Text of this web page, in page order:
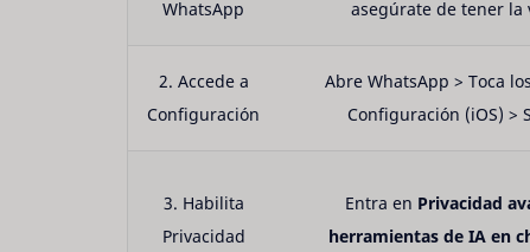
WhatsApp
asegúrate de tener la
2. Accede a
Configuración
Abre WhatsApp > Toca
Configuración (iOS) >
3. Habilita
Privacidad
Entra en Privacidad
herramientas de IA en